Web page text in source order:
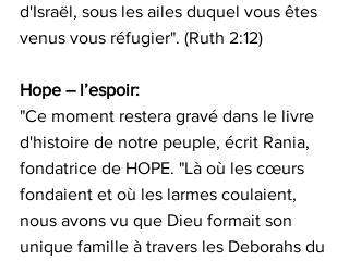
d'Israël, sous les ailes duquel vous êtes
venus vous réfugier". (Ruth 2:12)
Hope – l’espoir:
"Ce moment restera gravé dans le livre
d'histoire de notre peuple, écrit Rania,
fondatrice de HOPE. "Là où les cœurs
fondaient et où les larmes coulaient,
nous avons vu que Dieu formait son
unique famille à travers les Deborahs du